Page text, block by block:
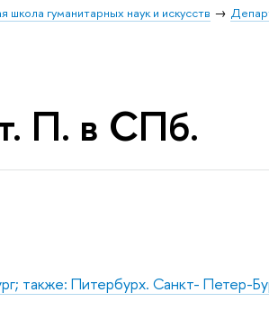
школа гуманитарных наук и искусств
П. в СПб.
также: Питербурх. Санкт- Петер-